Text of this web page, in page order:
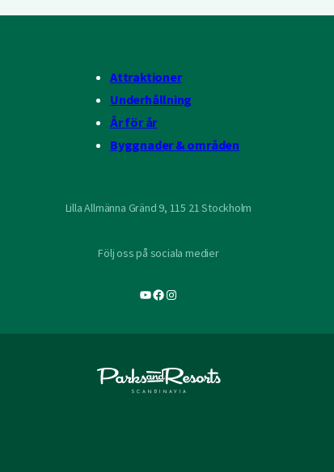
Attraktioner
Underhållning
År för år
Byggnader & områden
Lilla Allmänna Gränd 9, 115 21 Stockholm
Följ oss på sociala medier
YouTube
Facebook
Instagram